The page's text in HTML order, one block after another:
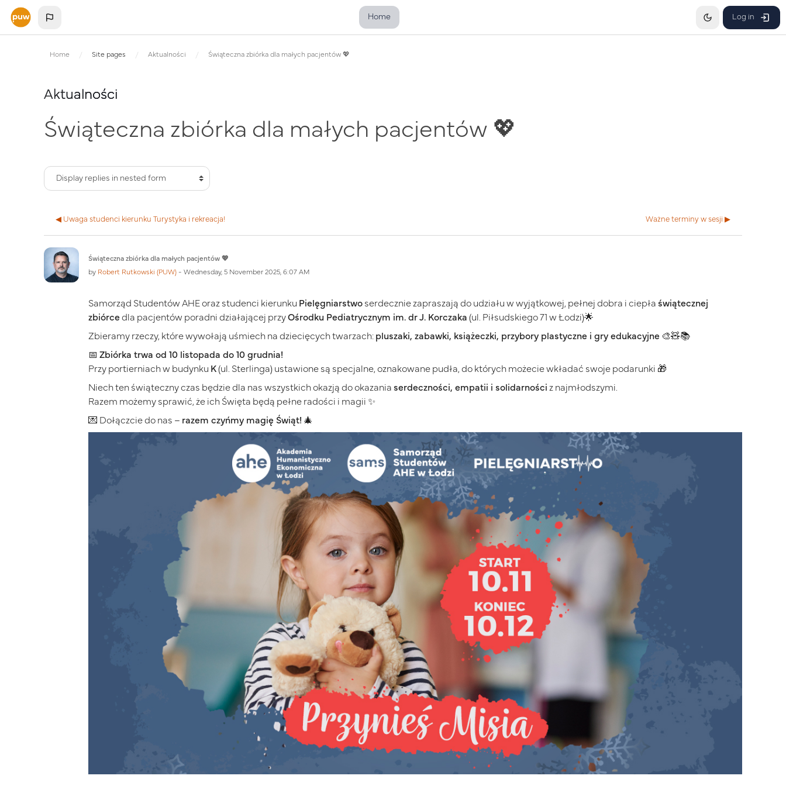
Skip to main content
Home Log in
Home Site pages Aktualności Świąteczna zbiórka dla małych pacjentów 💖
Aktualności
Świąteczna zbiórka dla małych pacjentów 💖
◀︎ Uwaga studenci kierunku Turystyka i rekreacja! Ważne terminy w sesji ▶︎
Świąteczna zbiórka dla małych pacjentów 💖
by Robert Rutkowski (PUW) - Wednesday, 5 November 2025, 6:07 AM
Number of replies: 0
Samorząd Studentów AHE oraz studenci kierunku Pielęgniarstwo serdecznie zapraszają do udziału w wyjątkowej, pełnej dobra i ciepła świątecznej
zbiórce dla pacjentów poradni działającej przyOśrodku Pediatrycznym im. dr J. Korczaka (ul. Piłsudskiego 71 w Łodzi)🌟
Zbieramy rzeczy, które wywołają uśmiech na dziecięcych twarzach: pluszaki, zabawki, książeczki, przybory plastyczne i gry edukacyjne 🎨🧸📚
📅 Zbiórka trwa od 10 listopada do 10 grudnia!
Przy portierniach w budynku K(ul. Sterlinga) ustawione są specjalne, oznakowane pudła, do których możecie wkładać swoje podarunki 🎁
Niech ten świąteczny czas będzie dla nas wszystkich okazją do okazania serdeczności, empatii i solidarności z najmłodszymi.
Razem możemy sprawić, że ich Święta będą pełne radości i magii ✨
💌 Dołączcie do nas – razem czyńmy magię Świąt! 🎄